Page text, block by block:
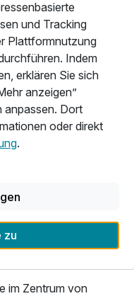
p.P. ab792,00 €
unserer beiden
erwartet Sie
genießen Sie
“Kartoffelhaus”
Abendessen im Haus,
hauseigenen
Carte zu essen oder
Frühstücksbuffet
In Wernigerode sind
Shoppen oder
im Zentrum von
und Tracking
Plattformnutzung
Indem
erklären Sie sich
anzeigen”
anpassen. Dort
oder direkt
.
zu